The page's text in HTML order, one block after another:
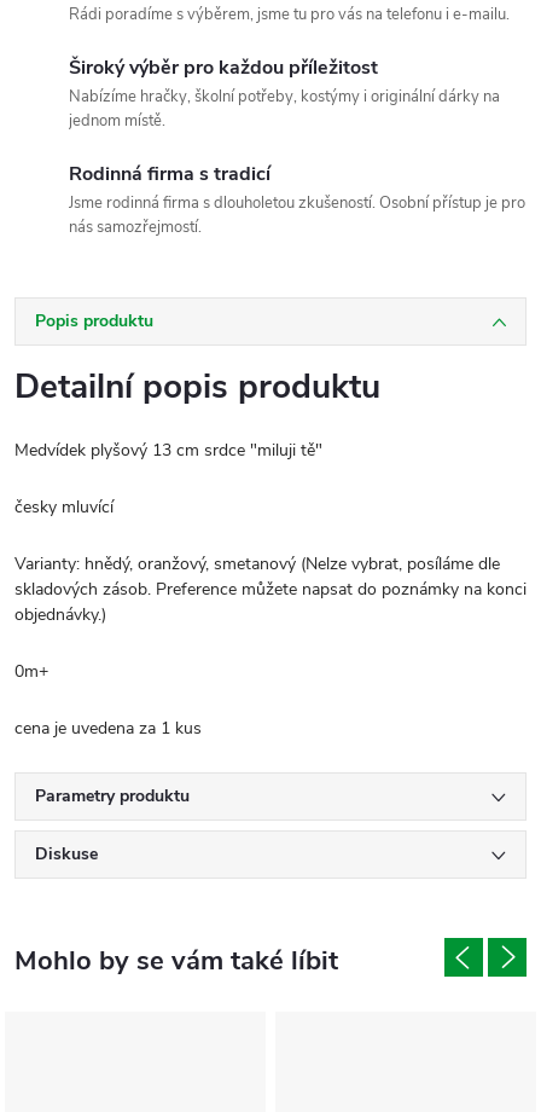
Rádi poradíme s výběrem, jsme tu pro vás na telefonu i e-mailu.
Široký výběr pro každou příležitost
Nabízíme hračky, školní potřeby, kostýmy i originální dárky na
jednom místě.
Rodinná firma s tradicí
Jsme rodinná firma s dlouholetou zkušeností. Osobní přístup je pro
nás samozřejmostí.
Popis produktu
Detailní popis produktu
Medvídek plyšový 13 cm srdce "miluji tě"
česky mluvící
Varianty: hnědý, oranžový, smetanový (Nelze vybrat, posíláme dle
skladových zásob. Preference můžete napsat do poznámky na konci
objednávky.)
0m+
cena je uvedena za 1 kus
Parametry produktu
Diskuse